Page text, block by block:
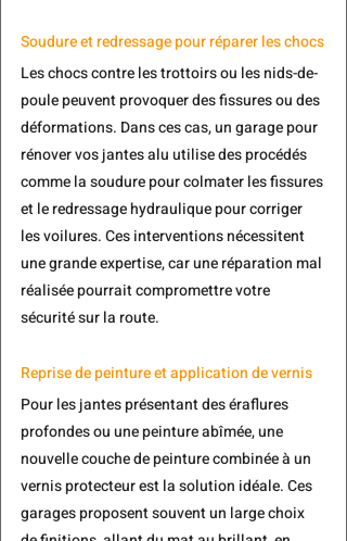
Soudure et redressage pour réparer les chocs
Les chocs contre les trottoirs ou les nids-de-
poule peuvent provoquer des fissures ou des
déformations. Dans ces cas, un garage pour
rénover vos jantes alu utilise des procédés
comme la soudure pour colmater les fissures
et le redressage hydraulique pour corriger
les voilures. Ces interventions nécessitent
une grande expertise, car une réparation mal
réalisée pourrait compromettre votre
sécurité sur la route.
Reprise de peinture et application de vernis
Pour les jantes présentant des éraflures
profondes ou une peinture abîmée, une
nouvelle couche de peinture combinée à un
vernis protecteur est la solution idéale. Ces
garages proposent souvent un large choix